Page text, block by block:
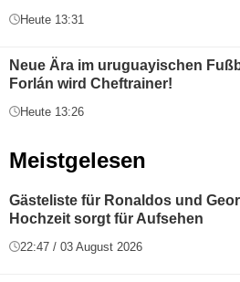
Heute 13:31
Neue Ära im uruguayischen
Forlán wird Cheftrainer!
Heute 13:26
Meistgelesen
Gästeliste für Ronaldos und
Hochzeit sorgt für Aufsehen
22:47 / 03 August 2026